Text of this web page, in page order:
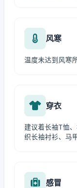
风寒
温度未达到风寒
穿衣
建议着长袖T恤
织长袖衬衫、马
感冒